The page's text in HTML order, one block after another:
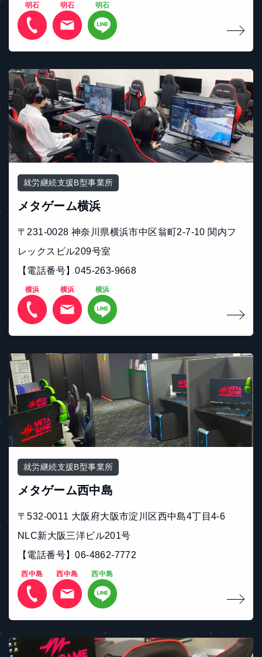
明石 明石 明石
就労継続支援B型事業所
メタゲーム横浜
〒231-0028 神奈川県横浜市中区翁町2-7-10 関内フ
レックスビル209号室
【電話番号】045-263-9668
横浜 横浜 横浜
就労継続支援B型事業所
メタゲーム西中島
〒532-0011 大阪府大阪市淀川区西中島4丁目4-6
NLC新大阪三洋ビル201号
【電話番号】06-4862-7772
西中島 西中島 西中島